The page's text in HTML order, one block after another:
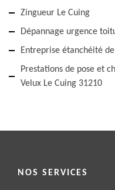
Zingueur Le Cuing
Dépannage urgence
Entreprise étanchéité
Prestations de pose et
Velux Le Cuing 31210
NOS SERVICES